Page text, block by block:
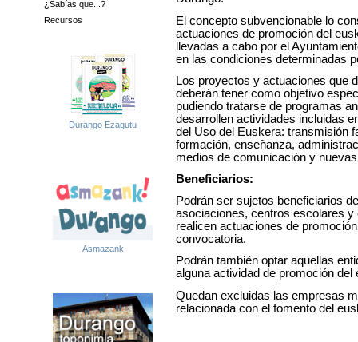
¿Sabías que...?
Recursos
Durango Ezagutu
Asmazank
El concepto subvencionable lo
actuaciones de promoción del
llevadas a cabo por el
en las condiciones determinadas
Los proyectos y actuaciones que
deberán tener como objetivo
pudiendo tratarse de programas
desarrollen actividades incluidas
del Uso del Euskera: transmisión
formación, enseñanza, adm
medios de comunicación y n
Beneficiarios:
Podrán ser sujetos beneficiarios
asociaciones, centros escolares y
realicen actuaciones de
convocatoria.
Podrán también optar aquellas
alguna actividad de promoción del
Quedan excluidas las empresas
relacionada con el fomento del